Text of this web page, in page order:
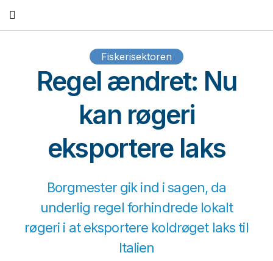
Fiskerisektoren
Regel ændret: Nu
kan røgeri
eksportere laks
Borgmester gik ind i sagen, da
underlig regel forhindrede lokalt
røgeri i at eksportere koldrøget laks til
Italien